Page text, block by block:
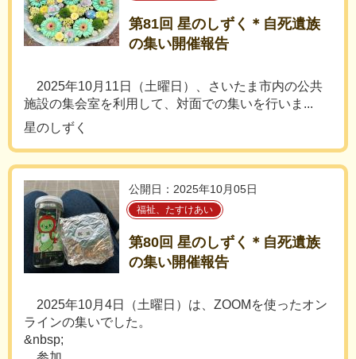
第81回 星のしずく＊自死遺族
の集い開催報告
2025年10月11日（土曜日）、さいたま市内の公共
施設の集会室を利用して、対面での集いを行いま...
星のしずく
公開日：2025年10月05日
福祉、たすけあい
第80回 星のしずく＊自死遺族
の集い開催報告
2025年10月4日（土曜日）は、ZOOMを使ったオン
ラインの集いでした。
&nbsp;